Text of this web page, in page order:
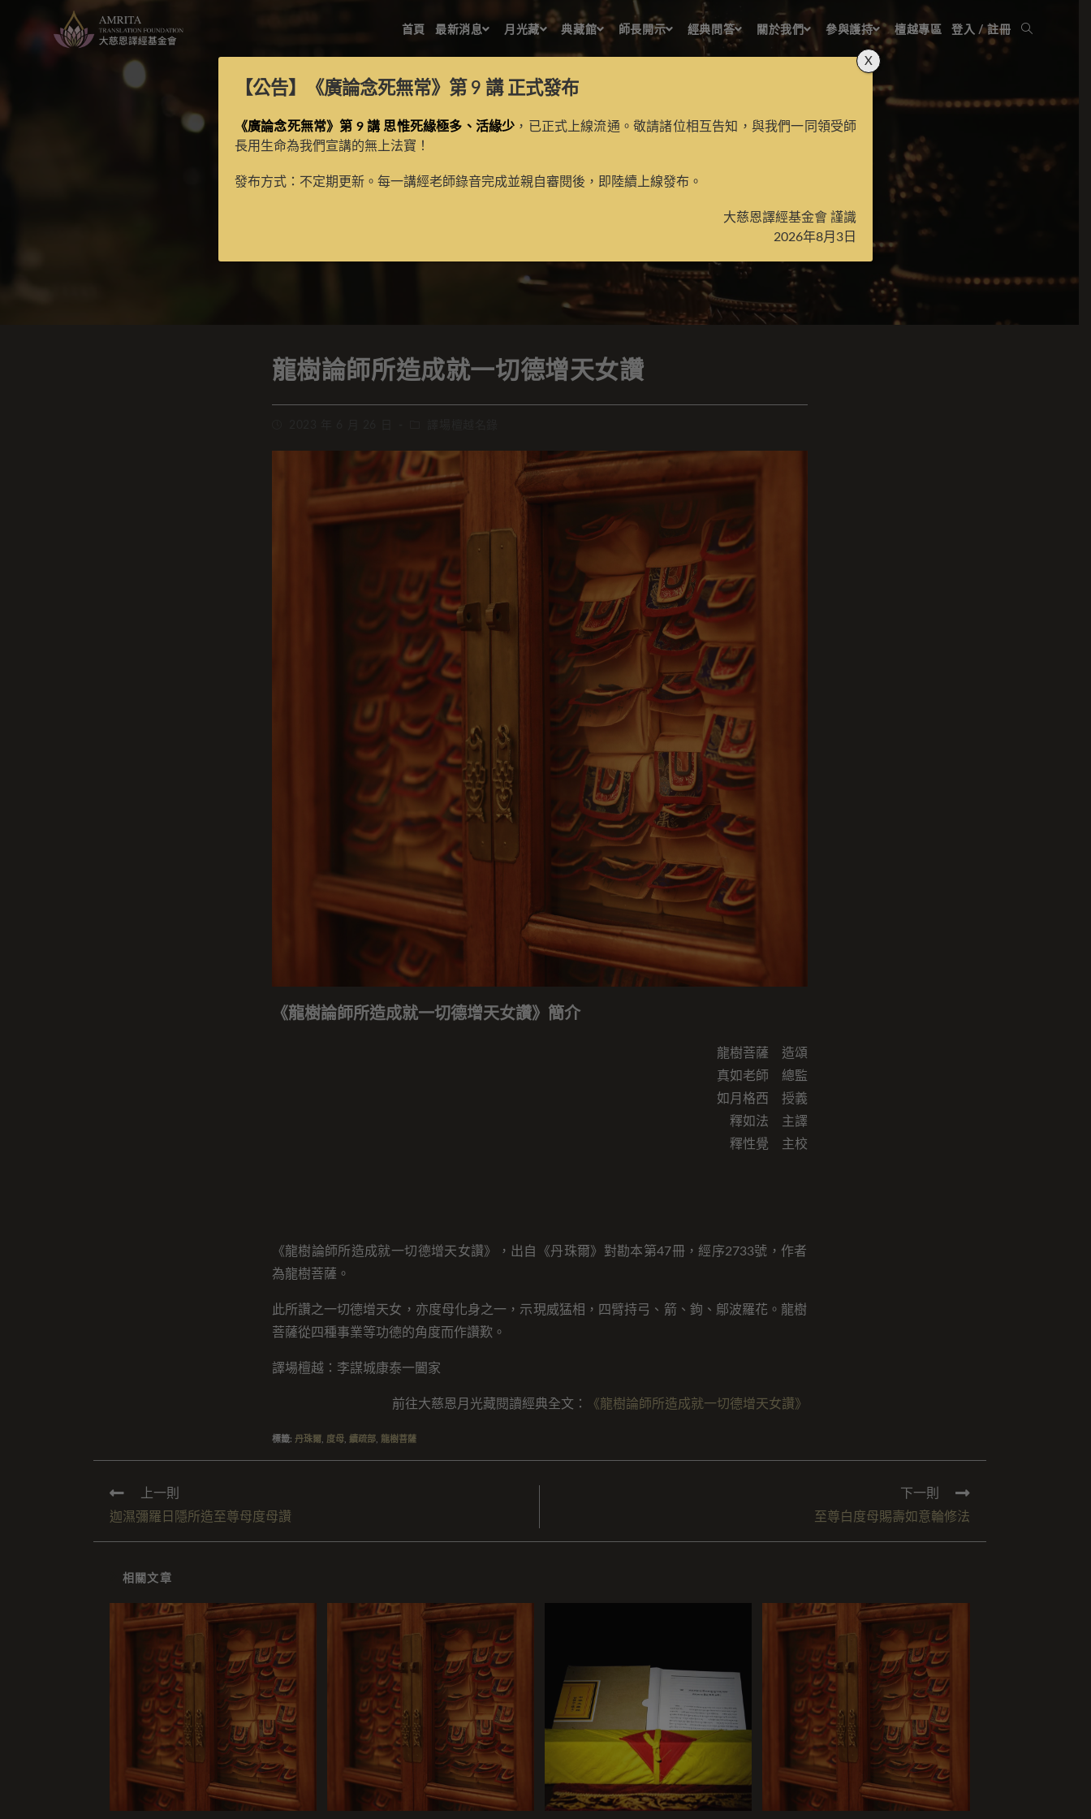
首頁 最新消息 月光藏 典藏館 師長開示 經典問答 關於我們 參與護持 檀越專區 登入 / 註冊
龍樹論師所造成就一切德增天女讚
龍樹論師所造成就一切德增天女讚
《龍樹論師所造成就一切德增天女讚》簡介
龍樹菩薩 造頌
真如老師 總監
如月格西 授義
釋如法 主譯
釋性覺 主校
《龍樹論師所造成就一切德增天女讚》，出自《丹珠爾》對勘本第47冊，經序2733號，作者
為龍樹菩薩。
此所讚之一切德增天女，亦度母化身之一，示現威猛相，四臂持弓、箭、鉤、鄔波羅花。龍樹
菩薩從四種事業等功德的角度而作讚歎。
譯場檀越：李謀城康泰一闔家
前往大慈恩月光藏閱讀經典全文： 《龍樹論師所造成就一切德增天女讚》
標籤: 丹珠爾, 度母, 續疏部, 龍樹菩薩
上一則
迦濕彌羅日隱所造至尊母度母讚
下一則
至尊白度母賜壽如意輪修法
相關文章
【公告】 《廣論念死無常》第 9 講正式發布
《廣論念死無常》第 9 講 思惟死緣極多、活緣少 ，已正式上線流通。敬請諸位相互告知，與我們一同領受師
長用生命為我們宣講的無上法寶！
發布方式：不定期更新。每一講經老師錄音完成並親自審閱後，即陸續上線發布。
大慈恩譯經基金會 謹識
2026年8月3日
X